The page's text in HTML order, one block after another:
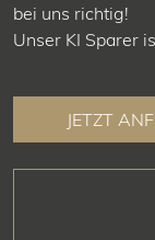
bei uns richtig!
Unser KI Sparer
JETZT